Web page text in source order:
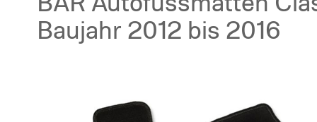
Baujahr 2012 bis 2016